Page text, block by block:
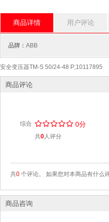
商品详情 用户评论
品牌： ABB
安全变压器TM-S 50/24-48 P;10117895
商品评论
综合 /////
..... 0分
共0人评分
共0 个评论。 如果您对本商品有什么
商品咨询